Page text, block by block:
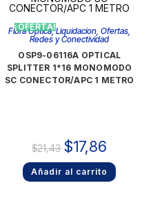
¡OFERTA!
Fibra Optica,Liquidacion,Ofertas,
Redes y Conectividad
OSP9-06116A OPTICAL
SPLITTER 1*16 MONOMODO
SC CONECTOR/APC 1 METRO
$21,43 $17,86
Añadir al carrito